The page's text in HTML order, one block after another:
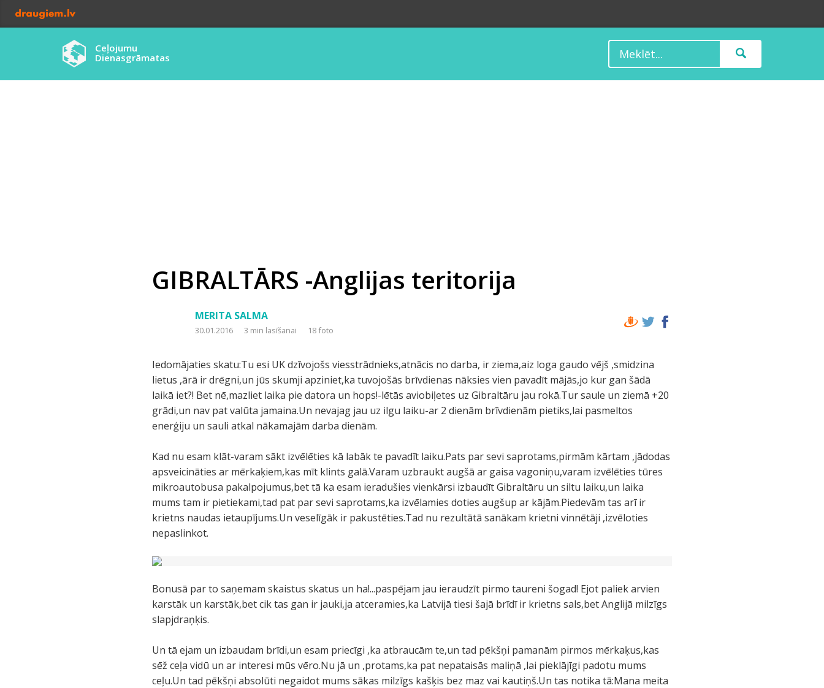
Ceļojumu
Dienasgrāmatas
GIBRALTĀRS -Anglijas teritorija
MERITA SALMA
30.01.2016 3 min lasīšanai 18 foto
Iedomājaties skatu:Tu esi UK dzīvojošs viesstrādnieks,atnācis no darba, ir ziema,aiz loga gaudo vējš ,smidzina
lietus ,ārā ir drēgni,un jūs skumji apziniet,ka tuvojošās brīvdienas nāksies vien pavadīt mājās,jo kur gan šādā
laikā iet?! Bet nē,mazliet laika pie datora un hops!-lētās aviobiļetes uz Gibraltāru jau rokā.Tur saule un ziemā +20
grādi,un nav pat valūta jamaina.Un nevajag jau uz ilgu laiku-ar 2 dienām brīvdienām pietiks,lai pasmeltos
enerģiju un sauli atkal nākamajām darba dienām.
Kad nu esam klāt-varam sākt izvēlēties kā labāk te pavadīt laiku.Pats par sevi saprotams,pirmām kārtam ,jādodas
apsveicināties ar mērkaķiem,kas mīt klints galā.Varam uzbraukt augšā ar gaisa vagoniņu,varam izvēlēties tūres
mikroautobusa pakalpojumus,bet tā ka esam ieradušies vienkārsi izbaudīt Gibraltāru un siltu laiku,un laika
mums tam ir pietiekami,tad pat par sevi saprotams,ka izvēlamies doties augšup ar kājām.Piedevām tas arī ir
krietns naudas ietaupījums.Un veselīgāk ir pakustēties.Tad nu rezultātā sanākam krietni vinnētāji ,izvēloties
nepaslinkot.
Bonusā par to saņemam skaistus skatus un ha!...paspējam jau ieraudzīt pirmo taureni šogad! Ejot paliek arvien
karstāk un karstāk,bet cik tas gan ir jauki,ja atceramies,ka Latvijā tiesi šajā brīdī ir krietns sals,bet Anglijā milzīgs
slapjdraņķis.
Un tā ejam un izbaudam brīdi,un esam priecīgi ,ka atbraucām te,un tad pēkšņi pamanām pirmos mērkaķus,kas
sēž ceļa vidū un ar interesi mūs vēro.Nu jā un ,protams,ka pat nepataisās maliņā ,lai pieklājīgi padotu mums
ceļu.Un tad pēkšņi absolūti negaidot mums sākas milzīgs kašķis bez maz vai kautiņš.Un tas notika tā:Mana meita